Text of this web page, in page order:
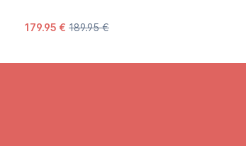
179.95 € 189.95 €